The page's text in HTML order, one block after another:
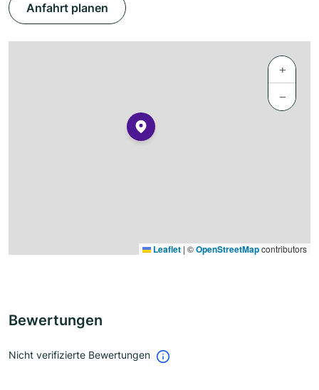
Anfahrt planen
+
−
Leaflet | ©OpenStreetMapcontributors
Bewertungen
Nicht verifizierte Bewertungen